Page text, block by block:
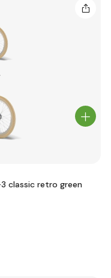
3 classic retro green